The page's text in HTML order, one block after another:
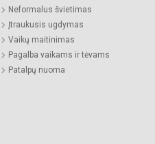
Neformalus švietimas
Įtraukusis ugdymas
Vaikų maitinimas
Pagalba vaikams ir tėvams
Patalpų nuoma